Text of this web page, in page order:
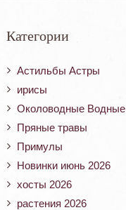
Категории
Астильбы Астры
ирисы
Околоводные Водные
Пряные травы
Примулы
Новинки июнь 2026
хосты 2026
растения 2026